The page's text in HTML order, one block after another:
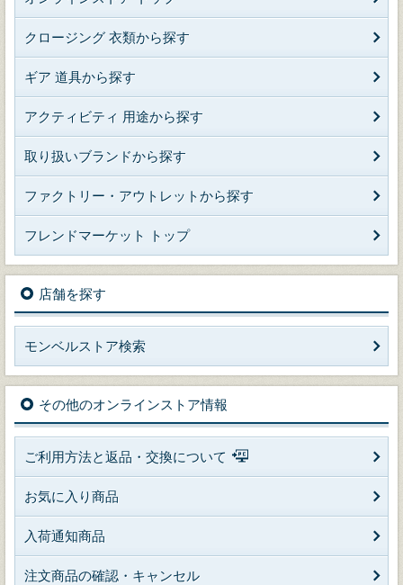
クロージング 衣類から探す
ギア 道具から探す
アクティビティ 用途から探す
取り扱いブランドから探す
ファクトリー・アウトレットから探す
フレンドマーケット トップ
店舗を探す
モンベルストア検索
その他のオンラインストア情報
ご利用方法と返品・交換について
お気に入り商品
入荷通知商品
注文商品の確認・キャンセル